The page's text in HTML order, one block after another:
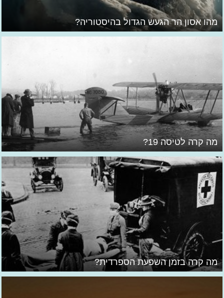
מהו אסון הר הגעש הגדול בהיסטוריה?
מה קרה לטיסה 19?
מה קרה בזמן השפעת הספרדית?